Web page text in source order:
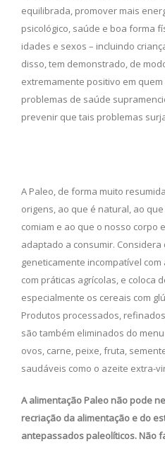
equilibrada, promover mais
psicológico, saúde e boa forma
idades e sexos – incluindo
disso, tem demonstrado, de
extremamente positivo em
problemas de saúde
prevenir que tais problemas
A Paleo, de forma muito
origens, ao que é natural, ao
comiam e ao que o nosso corpo
adaptado a consumir.
geneticamente incompatível
com práticas agrícolas, e coloca
especialmente os cereais com
Produtos processados,
são também eliminados do
ovos, carne, peixe, fruta,
saudáveis como o azeite extra-
A alimentação Paleo não pode
recriação da alimentação e do
antepassados paleolíticos. Não